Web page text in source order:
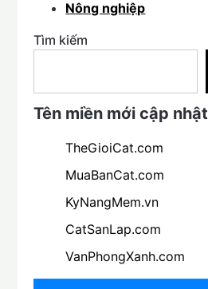
Nông nghiệp
Tìm kiếm
Tên miền mới cập nhật
TheGioiCat.com
MuaBanCat.com
KyNangMem.vn
CatSanLap.com
VanPhongXanh.com